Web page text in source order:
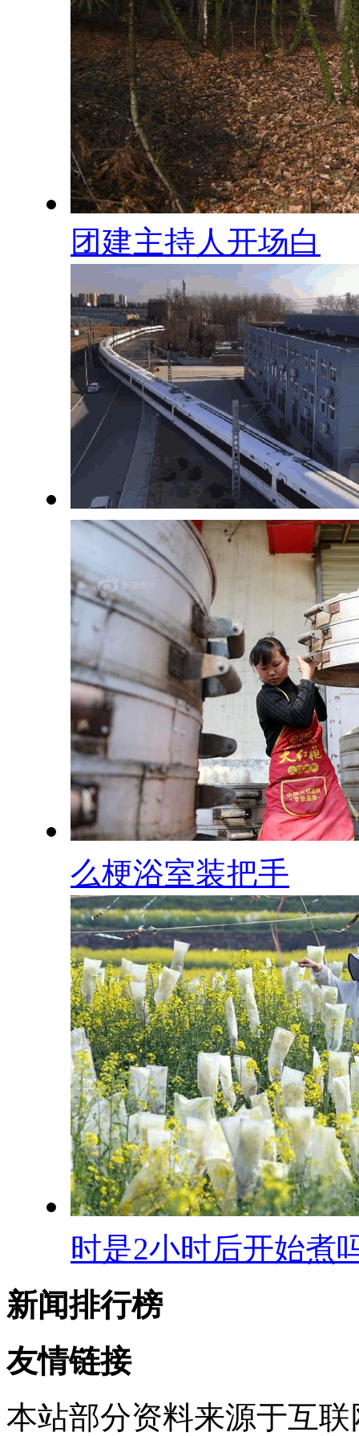
团建主持人开场白
么梗浴室装把手
时是2小时后开始煮
新闻排行榜
友情链接
本站部分资料来源于互